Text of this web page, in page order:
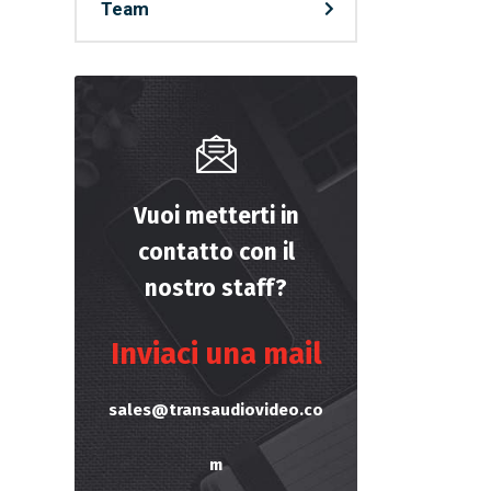
Team
Vuoi metterti in
contatto con il
nostro staff?
Inviaci una mail
sales@transaudiovideo.co
m